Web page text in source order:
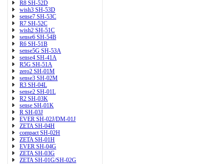
R8 SH-52D
wish3 SH-53D
sense7 SH-53C
R7 SH-52C
wish2 SH-51C
sense6 SH-54B
R6 SH-51B
sense5G SH-53A
sense4 SH-41A
R5G SH-51A
zero2 SH-01M
sense3 SH-02M
R3 SH-04L
sense2 SH-01L
R2 SH-03K
sense SH-01K
R SH-03J
EVER SH-02J/DM-01J
ZETA SH-04H
compact SH-02H
ZETA SH-01H
EVER SH-04G
ZETA SH-03G
ZETA SH-01G/SH-02G